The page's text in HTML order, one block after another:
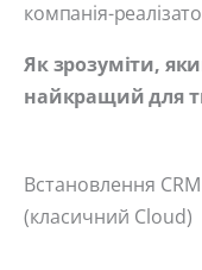
компанія-
Як зрозуміти,
найкращий для
Встановлення
(класичний Cloud)